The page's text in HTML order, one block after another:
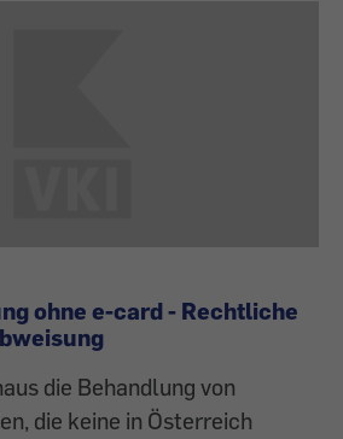
ohne e-card - Rechtliche
die Behandlung von
die keine in Österreich